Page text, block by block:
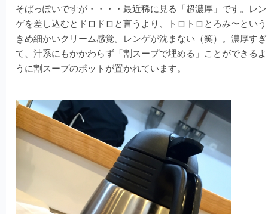
そばっぽいですが・・・・最近稀に見る「超濃厚」です。レン
ゲを差し込むとドロドロと言うより、トロトロとろみ〜という
きめ細かいクリーム感覚。レンゲが沈まない（笑）。濃厚すぎ
て、汁系にもかかわらず「割スープで埋める」ことができるよ
うに割スープのポットが置かれています。